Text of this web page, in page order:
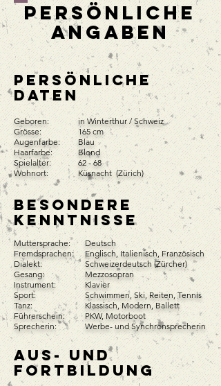
Persönliche
Angaben
Persönliche
Daten
Geboren:
Grösse:
Augenfarbe:
Haarfarbe:
Spielalter:
Wohnort:
in Winterthur / Schweiz
165 cm
Blau
Blond
62 - 68
Küsnacht (Zürich)
Besondere
Kenntnisse
Muttersprache:
Fremdsprachen:
Dialekt:
Gesang:
Instrument:
Sport:
Tanz:
Führerschein:
Sprecherin:
Deutsch
Englisch, Italienisch, Französisch
Schweizerdeutsch (Zürcher)
Mezzosopran
Klavier
Schwimmen, Ski, Reiten, Tennis
Klassisch, Modern, Ballett
PKW, Motorboot
Werbe- und Synchronsprecherin
Aus- und
Fortbildung